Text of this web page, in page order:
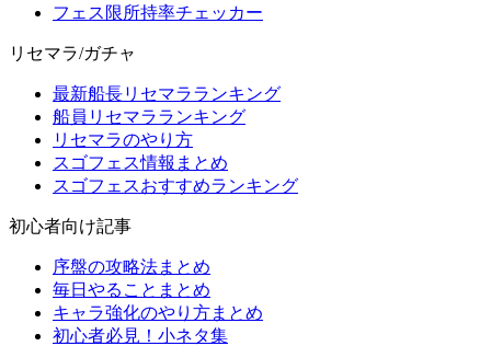
フェス限所持率チェッカー
リセマラ/ガチャ
最新船長リセマラランキング
船員リセマラランキング
リセマラのやり方
スゴフェス情報まとめ
スゴフェスおすすめランキング
初心者向け記事
序盤の攻略法まとめ
毎日やることまとめ
キャラ強化のやり方まとめ
初心者必見！小ネタ集